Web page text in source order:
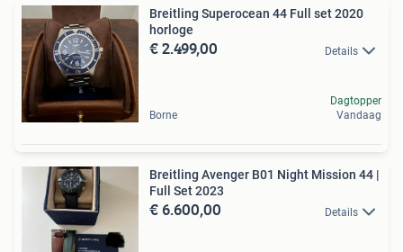
Breitling Superocean 44 Full set 2020
horloge
€ 2.499,00 Details
Borne
Dagtopper
Vandaag
Breitling Avenger B01 Night Mission 44 |
Full Set 2023
€ 6.600,00 Details